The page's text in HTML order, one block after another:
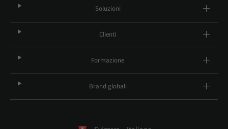
Soluzioni
Clienti
Formazione
Brand globali